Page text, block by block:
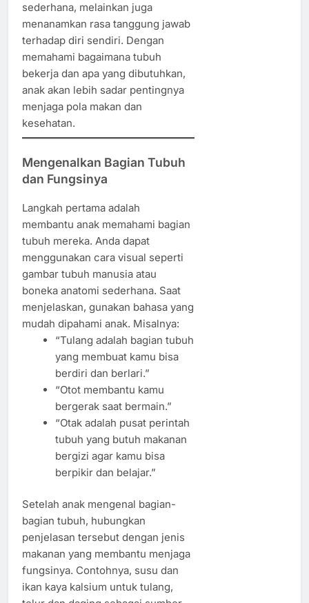
sederhana, melainkan juga
menanamkan rasa tanggung jawab
terhadap diri sendiri. Dengan
memahami bagaimana tubuh
bekerja dan apa yang dibutuhkan,
anak akan lebih sadar pentingnya
menjaga pola makan dan
kesehatan.
Mengenalkan Bagian Tubuh
dan Fungsinya
Langkah pertama adalah
membantu anak memahami bagian
tubuh mereka. Anda dapat
menggunakan cara visual seperti
gambar tubuh manusia atau
boneka anatomi sederhana. Saat
menjelaskan, gunakan bahasa yang
mudah dipahami anak. Misalnya:
“Tulang adalah bagian tubuh
yang membuat kamu bisa
berdiri dan berlari.”
“Otot membantu kamu
bergerak saat bermain.”
“Otak adalah pusat perintah
tubuh yang butuh makanan
bergizi agar kamu bisa
berpikir dan belajar.”
Setelah anak mengenal bagian-
bagian tubuh, hubungkan
penjelasan tersebut dengan jenis
makanan yang membantu menjaga
fungsinya. Contohnya, susu dan
ikan kaya kalsium untuk tulang,